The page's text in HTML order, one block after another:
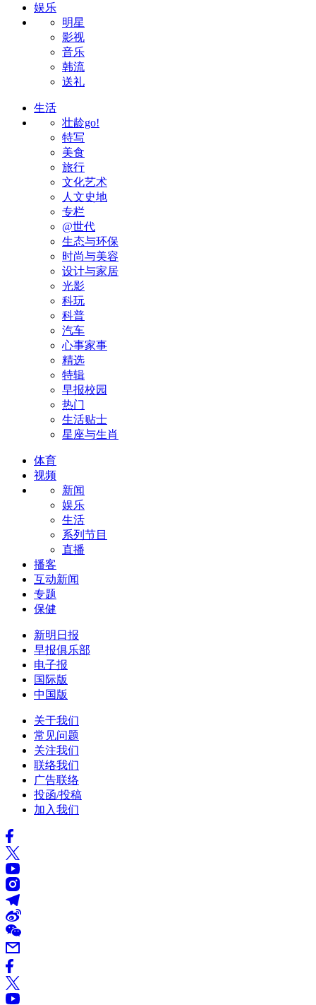
娱乐
明星
影视
音乐
韩流
送礼
生活
壮龄go!
特写
美食
旅行
文化艺术
人文史地
专栏
@世代
生态与环保
时尚与美容
设计与家居
光影
科玩
科普
汽车
心事家事
精选
特辑
早报校园
热门
生活贴士
星座与生肖
体育
视频
新闻
娱乐
生活
系列节目
直播
播客
互动新闻
专题
保健
新明日报
早报俱乐部
电子报
国际版
中国版
关于我们
常见问题
关注我们
联络我们
广告联络
投函/投稿
加入我们